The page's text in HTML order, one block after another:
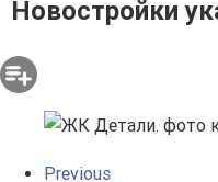
Новостройки
Previous